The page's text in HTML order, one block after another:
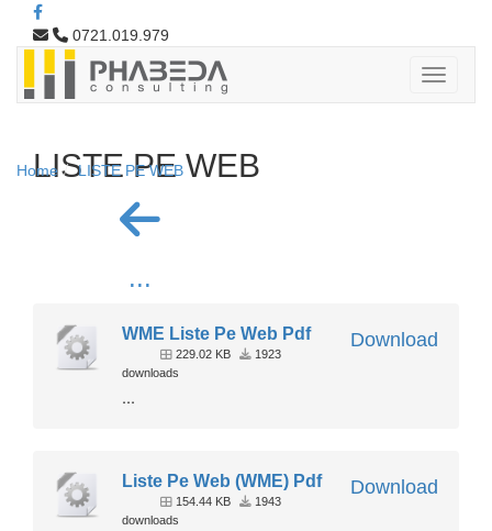
0721.019.979
LISTE PE WEB
Home LISTE PE WEB
...
Download
WME Liste Pe Web Pdf
229.02 KB
1923
downloads
...
Download
Liste Pe Web (WME) Pdf
154.44 KB
1943
downloads